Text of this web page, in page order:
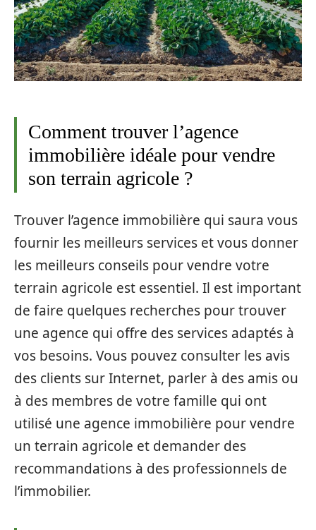
Comment trouver l’agence
immobilière idéale pour vendre
son terrain agricole ?
Trouver l’agence immobilière qui saura vous
fournir les meilleurs services et vous donner
les meilleurs conseils pour vendre votre
terrain agricole est essentiel. Il est important
de faire quelques recherches pour trouver
une agence qui offre des services adaptés à
vos besoins. Vous pouvez consulter les avis
des clients sur Internet, parler à des amis ou
à des membres de votre famille qui ont
utilisé une agence immobilière pour vendre
un terrain agricole et demander des
recommandations à des professionnels de
l’immobilier.